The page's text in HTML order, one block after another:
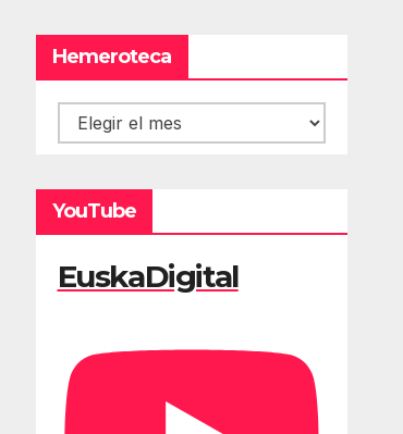
Hemeroteca
Hemeroteca
YouTube
EuskaDigital